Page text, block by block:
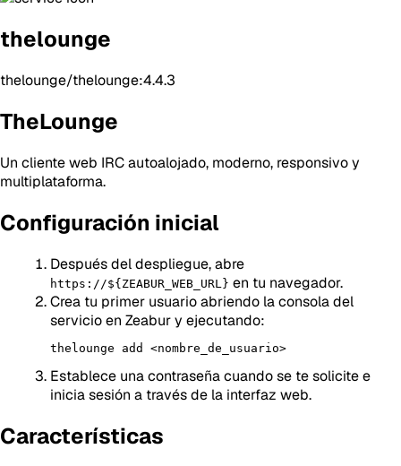
thelounge
thelounge/thelounge:4.4.3
TheLounge
Un cliente web IRC autoalojado, moderno, responsivo y
multiplataforma.
Configuración inicial
Después del despliegue, abre
https://${ZEABUR_WEB_URL} en tu navegador.
Crea tu primer usuario abriendo la consola del
servicio en Zeabur y ejecutando:
Establece una contraseña cuando se te solicite e
inicia sesión a través de la interfaz web.
Características